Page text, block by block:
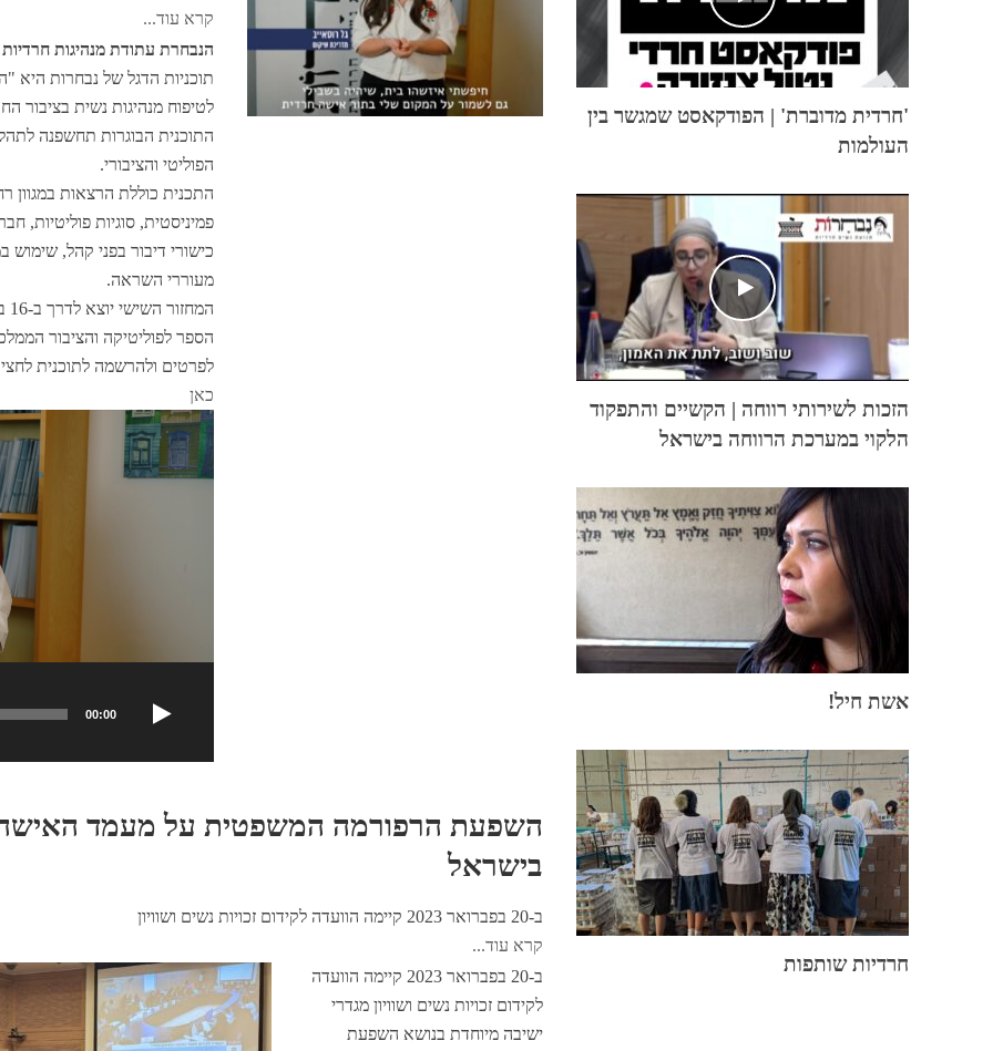
קרא עוד...
הנבחרת עתודת מנהיגות חרדיות
תוכניות הדגל של נבחרות היא
לטיפוח מנהיגות נשית בציבור
התוכנית הבוגרות תחשפנה
הפוליטי והציבורי.
התכנית כוללת הרצאות במגוון
פמיניסטית, סוגיות פוליטיות,
כישורי דיבור בפני קהל, שימוש
מעוררי השראה.
הספר לפוליטיקה והציבור
לפרטים ולהרשמה לתוכנית לחצי
כאן
נגן
וידאו
00:00
השפעת הרפורמה המשפטית על מעמד
בישראל
ב-20 בפברואר 2023 קיימה הוועדה לקידום זכויות נשים ושוויון
קרא עוד...
ב-20 בפברואר 2023 קיימה הוועדה
לקידום זכויות נשים ושוויון מגדרי
ישיבה מיוחדת בנושא השפעת
'חרדית מדוברת' | הפודקאסט שמגשר בין
העולמות
הזכות לשירותי רווחה | הקשיים והתפקוד
הלקוי במערכת הרווחה בישראל
אשת חיל!
חרדיות שותפות